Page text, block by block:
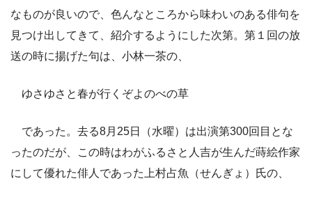
なものが良いので、色んなところから味わいのある俳句を
見つけ出してきて、紹介するようにした次第。第１回の放
送の時に揚げた句は、小林一茶の、
ゆさゆさと春が行くぞよのべの草
であった。去る8月25日（水曜）は出演第300回目とな
ったのだが、この時はわがふるさと人吉が生んだ蒔絵作家
にして優れた俳人であった上村占魚（せんぎょ）氏の、